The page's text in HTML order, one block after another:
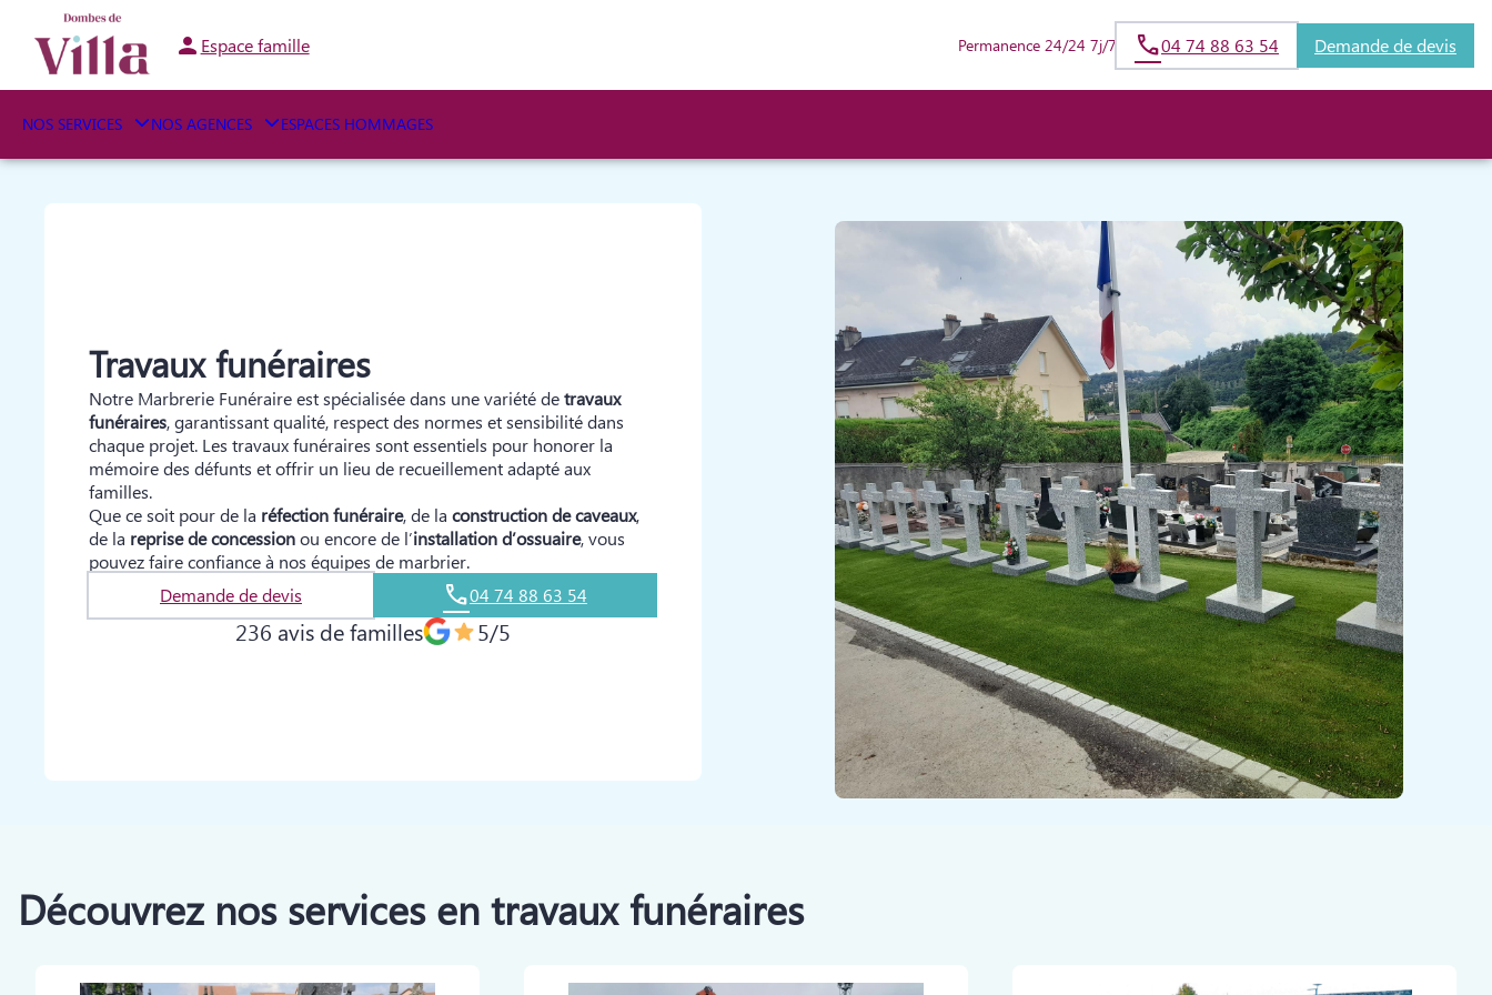
contenu
Espace famille Permanence 24/24 7j/7 04 74 88 63 54 Demande de devis
NOS SERVICES NOS AGENCES ESPACES HOMMAGES
Travaux funéraires
Notre Marbrerie Funéraire est spécialisée dans une variété detravaux
funéraires, garantissant qualité, respect des normes et sensibilité dans
chaque projet. Les travaux funéraires sont essentiels pour honorer la
mémoire des défunts et offrir un lieu de recueillement adapté aux
familles.
Que ce soit pour de la réfection funéraire, de la construction de caveaux,
de la reprise de concessionou encore de l’installation d’ossuaire, vous
pouvez faire confiance à nos équipes de marbrier.
Demande de devis
04 74 88 63 54
236 avis de familles 5/5
Découvrez nos services en travaux funéraires